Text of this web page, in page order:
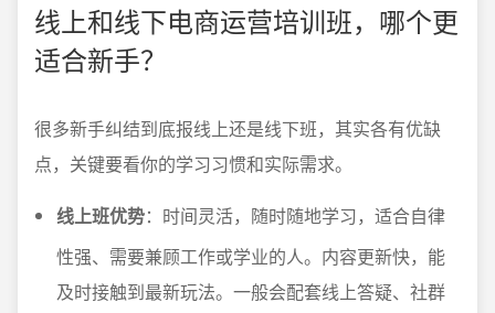
线上和线下电商运营培训班，哪个更
适合新手？
很多新手纠结到底报线上还是线下班，其实各有优缺
点，关键要看你的学习习惯和实际需求。
线上班优势：时间灵活，随时随地学习，适合自律
性强、需要兼顾工作或学业的人。内容更新快，能
及时接触到最新玩法。一般会配套线上答疑、社群